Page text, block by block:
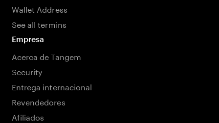
Wallet Address
See all termins
Empresa
Acerca de Tangem
Security
Entrega internacional
Revendedores
Afiliados